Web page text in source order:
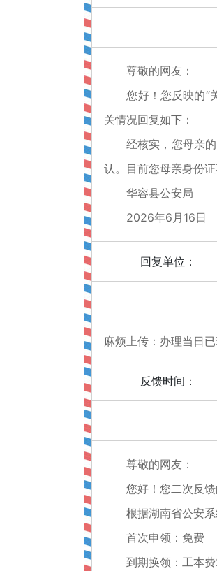
尊敬的网友：
您好！您反映的“关
关情况回复如下：
经核实，您母亲的
认。目前您母亲身份
华容县公安局
2026年6月16日
回复单位：
麻烦上传：办理当日
反馈时间：
尊敬的网友：
您好！您二次反馈
根据湖南省公安系
首次申领：免费
到期换领：工本费